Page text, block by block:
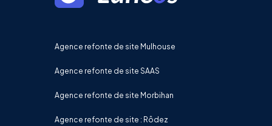
Agence refonte de site Mulhouse
Agence refonte de site SAAS
Agence refonte de site Morbihan
Agence refonte de site : Rôdez